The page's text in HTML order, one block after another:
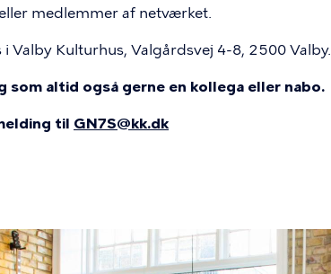
medlemmer af netværket.
i Valby Kulturhus, Valgårdsvej 4-8, 2500 Valby.
som altid også gerne en kollega eller nabo.
til GN7S@kk.dk